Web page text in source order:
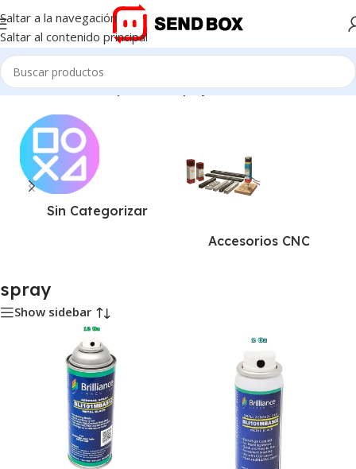
Saltar a la navegación
Saltar al contenido principal
Inicio/Productos etiquetados “spray”
Sin Categorizar
Accesorios CNC
spray
Show sidebar